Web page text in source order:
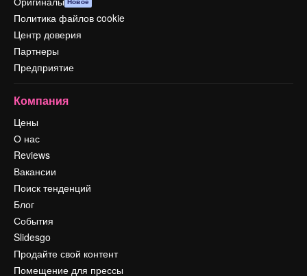
Политика файлов cookie
Центр доверия
Партнеры
Предприятие
Компания
Цены
О нас
Reviews
Вакансии
Поиск тенденций
Блог
События
Slidesgo
Продайте свой контент
Помещение для прессы